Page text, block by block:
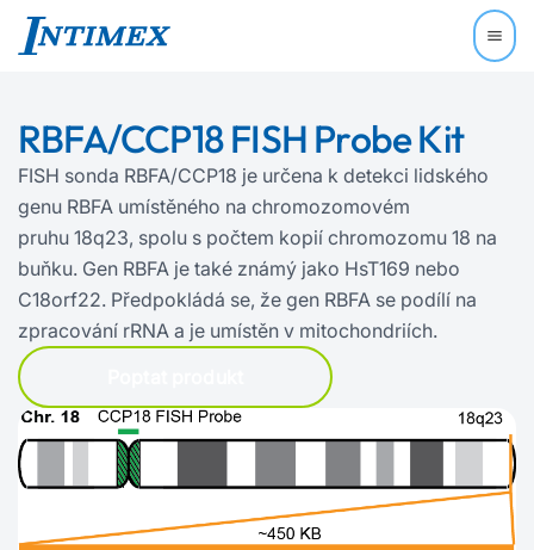
RBFA/CCP18 FISH Probe Kit
FISH sonda RBFA/CCP18 je určena k detekci lidského
genu RBFA umístěného na chromozomovém
pruhu 18q23, spolu s počtem kopií chromozomu 18 na
buňku. Gen RBFA je také známý jako HsT169 nebo
C18orf22. Předpokládá se, že gen RBFA se podílí na
zpracování rRNA a je umístěn v mitochondriích.